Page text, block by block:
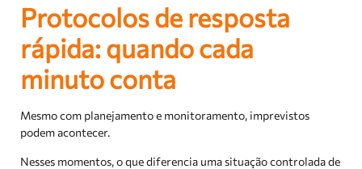
Protocolos de resposta
rápida: quando cada
minuto conta
Mesmo com planejamento e monitoramento, imprevistos
podem acontecer.
Nesses momentos, o que diferencia uma situação controlada de